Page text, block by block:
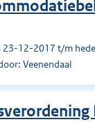
23-12-2017 t/m
Veenendaal